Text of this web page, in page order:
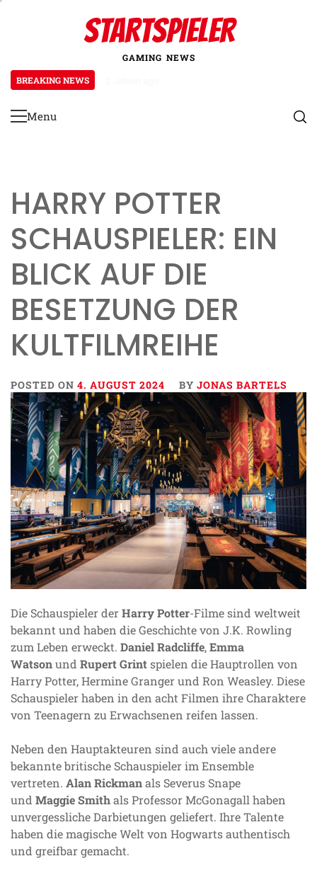
STARTSPIELER
GAMING NEWS
BREAKING NEWS
Primary
Menu
HARRY POTTER
SCHAUSPIELER: EIN
BLICK AUF DIE
BESETZUNG DER
KULTFILMREIHE
POSTED ON 4. AUGUST 2024 BY JONAS BARTELS
Die Schauspieler derHarry Potter-Filme sind weltweit
bekannt und haben die Geschichte von J.K. Rowling
zum Leben erweckt. Daniel Radcliffe,Emma
Watsonund Rupert Grintspielen die Hauptrollen von
Harry Potter, Hermine Granger und Ron Weasley. Diese
Schauspieler haben in den acht Filmen ihre Charaktere
von Teenagern zu Erwachsenen reifen lassen.
Neben den Hauptakteuren sind auch viele andere
bekannte britische Schauspieler im Ensemble
vertreten. Alan Rickmanals Severus Snape
und Maggie Smithals Professor McGonagall haben
unvergessliche Darbietungen geliefert. Ihre Talente
haben die magische Welt von Hogwarts authentisch
und greifbar gemacht.